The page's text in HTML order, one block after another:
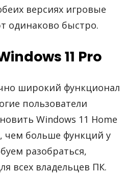
версиях игровые
одинаково быстро.
11 Pro
широкий функционал
пользователи
Windows 11 Home
чем больше функций у
разобраться,
всех владельцев ПК.